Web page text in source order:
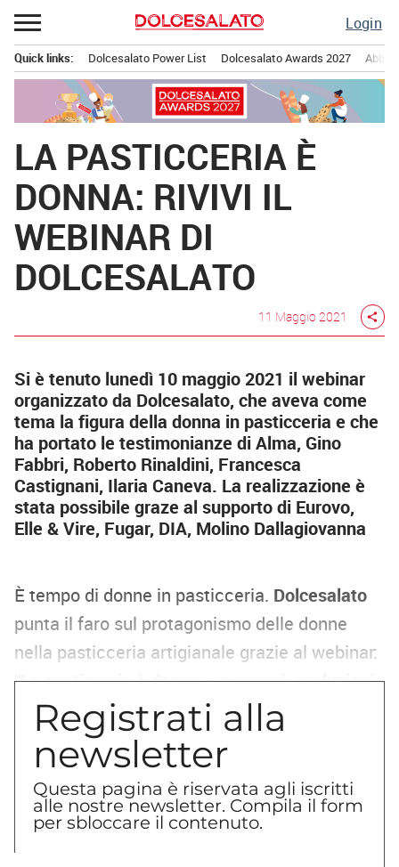
Passa
al
contenuto
Login
principale
Quick links: Dolcesalato Power List Dolcesalato Awards 2027
LA PASTICCERIA È
DONNA: RIVIVI IL
WEBINAR DI
DOLCESALATO
11 Maggio 2021 share
Si è tenuto lunedì 10 maggio 2021 il webinar
organizzato da Dolcesalato, che aveva come
tema la figura della donna in pasticceria e che
ha portato le testimonianze di Alma, Gino
Fabbri, Roberto Rinaldini, Francesca
Castignani, Ilaria Caneva. La realizzazione è
stata possibile graze al supporto di Eurovo,
Elle & Vire, Fugar, DIA, Molino Dallagiovanna
È tempo di donne in pasticceria. Dolcesalato
punta il faro sul protagonismo delle donne
nella pasticceria artigianale grazie al webinar:
“La pasticceria è donna – percorsi, evoluzioni
e arrivi nel firmamento dell’arte dolce”
in pasticceria assistiamo infatti a una forte
crescita delle quote rosa, sia sul fronte della
formazione, sia in ambito lavorativo, presso i
laboratori di pasticceria e ristorazione. Giovani
ragazze e donne più mature perseguono
Registrati alla
newsletter
Questa pagina è riservata agli iscritti
alle nostre newsletter. Compila il form
per sbloccare il contenuto.